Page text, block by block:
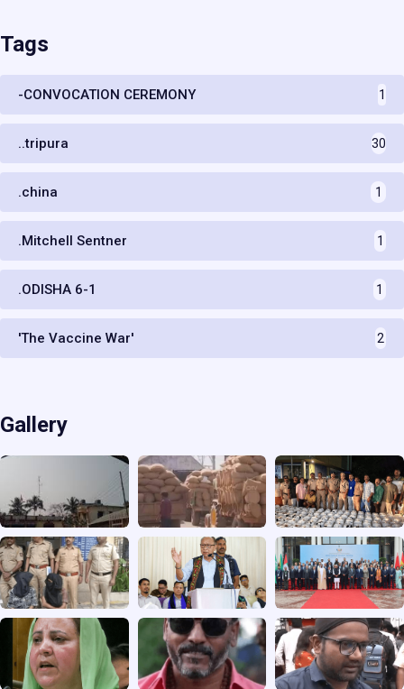
Tags
-CONVOCATION CEREMONY 1
..tripura 30
.china 1
.Mitchell Sentner 1
.ODISHA 6-1 1
'The Vaccine War' 2
Gallery